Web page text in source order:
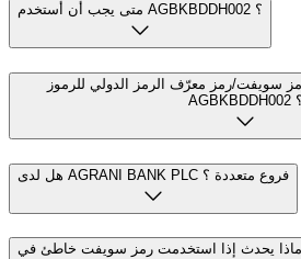
متى يجب أن أستخدم AGBKBDDH002 ؟
سويفت/رمز معرّف الرمز الدولي للرموز
AGBKBDDH002 ؟
هل لدى AGRANI BANK PLC فروع متعددة ؟